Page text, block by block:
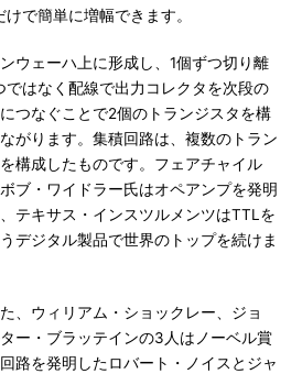
で簡単に増幅できます。
ウェーハ上に形成し、1個ずつ切り離
ではなく配線で出力コレクタを次段の
つなぐことで2個のトランジスタを構
がります。集積回路は、複数のトラン
構成したものです。フェアチャイル
ブ・ワイドラー氏はオペアンプを発明
テキサス・インスツルメンツはTTLを
デジタル製品で世界のトップを続けま
、ウィリアム・ショックレー、ジョ
ー・ブラッテインの3人はノーベル賞
路を発明したロバート・ノイスとジャ